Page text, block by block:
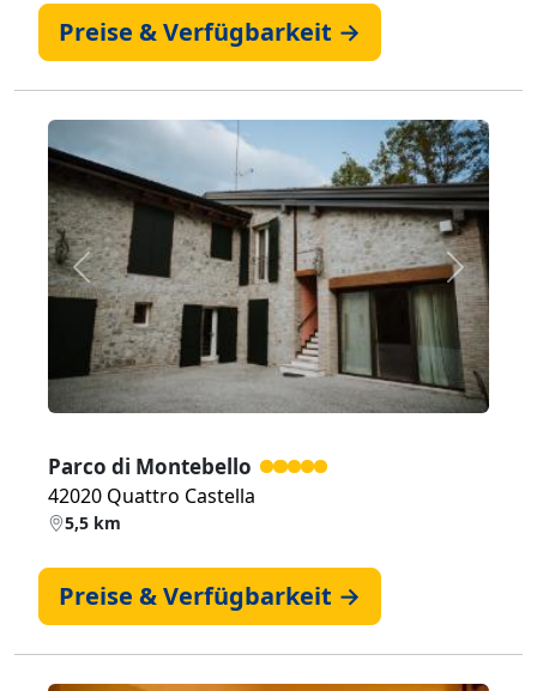
Preise & Verfügbarkeit →
Zurück Weiter
Parco di Montebello
42020 Quattro Castella
5,5 km
Preise & Verfügbarkeit →